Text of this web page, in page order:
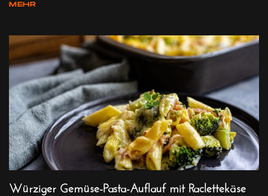
MEHR
Würziger Gemüse-Pasta-Auflauf mit Raclettekäse